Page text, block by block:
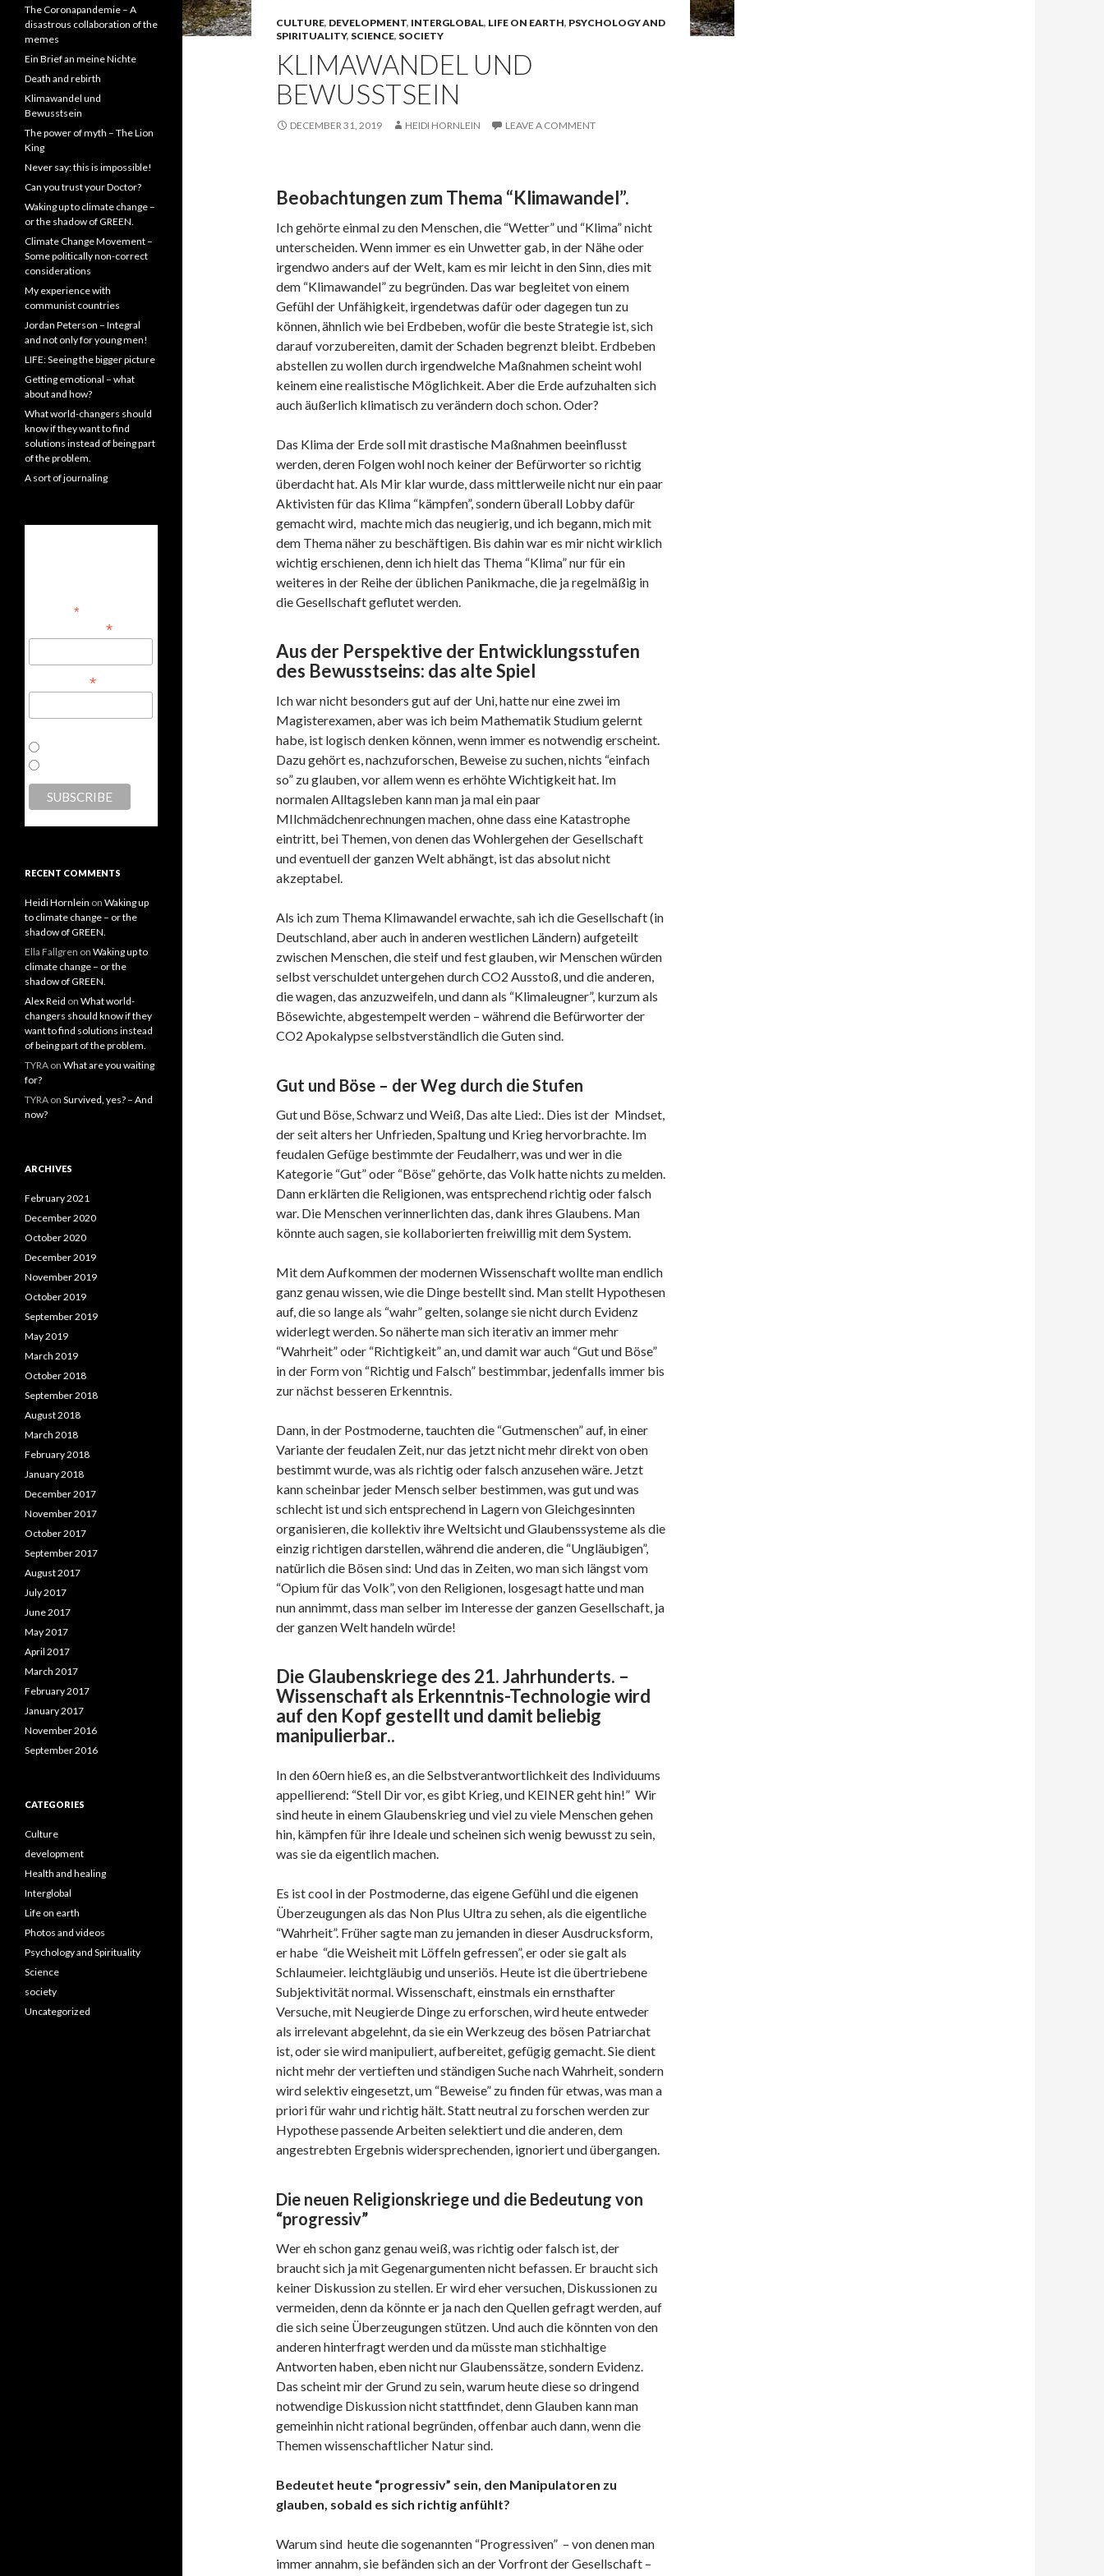
CULTURE, DEVELOPMENT, INTERGLOBAL, LIFE ON EARTH, PSYCHOLOGY AND
SPIRITUALITY, SCIENCE, SOCIETY
KLIMAWANDEL UND
BEWUSSTSEIN
DECEMBER 31, 2019 HEIDI HORNLEIN LEAVE A COMMENT
Beobachtungen zum Thema “Klimawandel”.
Ich gehörte einmal zu den Menschen, die “Wetter” und “Klima” nicht
unterscheiden. Wenn immer es ein Unwetter gab, in der Nähe oder
irgendwo anders auf der Welt, kam es mir leicht in den Sinn, dies mit
dem “Klimawandel” zu begründen. Das war begleitet von einem
Gefühl der Unfähigkeit, irgendetwas dafür oder dagegen tun zu
können, ähnlich wie bei Erdbeben, wofür die beste Strategie ist, sich
darauf vorzubereiten, damit der Schaden begrenzt bleibt. Erdbeben
abstellen zu wollen durch irgendwelche Maßnahmen scheint wohl
keinem eine realistische Möglichkeit. Aber die Erde aufzuhalten sich
auch äußerlich klimatisch zu verändern doch schon. Oder?
Das Klima der Erde soll mit drastische Maßnahmen beeinflusst
werden, deren Folgen wohl noch keiner der Befürworter so richtig
überdacht hat. Als Mir klar wurde, dass mittlerweile nicht nur ein paar
Aktivisten für das Klima “kämpfen”, sondern überall Lobby dafür
gemacht wird, machte mich das neugierig, und ich begann, mich mit
dem Thema näher zu beschäftigen. Bis dahin war es mir nicht wirklich
wichtig erschienen, denn ich hielt das Thema “Klima” nur für ein
weiteres in der Reihe der üblichen Panikmache, die ja regelmäßig in
die Gesellschaft geflutet werden.
Aus der Perspektive der Entwicklungsstufen
des Bewusstseins: das alte Spiel
Ich war nicht besonders gut auf der Uni, hatte nur eine zwei im
Magisterexamen, aber was ich beim Mathematik Studium gelernt
habe, ist logisch denken können, wenn immer es notwendig erscheint.
Dazu gehört es, nachzuforschen, Beweise zu suchen, nichts “einfach
so” zu glauben, vor allem wenn es erhöhte Wichtigkeit hat. Im
normalen Alltagsleben kann man ja mal ein paar
MIlchmädchenrechnungen machen, ohne dass eine Katastrophe
eintritt, bei Themen, von denen das Wohlergehen der Gesellschaft
und eventuell der ganzen Welt abhängt, ist das absolut nicht
akzeptabel.
Als ich zum Thema Klimawandel erwachte, sah ich die Gesellschaft (in
Deutschland, aber auch in anderen westlichen Ländern) aufgeteilt
zwischen Menschen, die steif und fest glauben, wir Menschen würden
selbst verschuldet untergehen durch CO2 Ausstoß, und die anderen,
die wagen, das anzuzweifeln, und dann als “Klimaleugner”, kurzum als
Bösewichte, abgestempelt werden – während die Befürworter der
CO2 Apokalypse selbstverständlich die Guten sind.
Gut und Böse – der Weg durch die Stufen
Gut und Böse, Schwarz und Weiß, Das alte Lied:. Dies ist der Mindset,
der seit alters her Unfrieden, Spaltung und Krieg hervorbrachte. Im
feudalen Gefüge bestimmte der Feudalherr, was und wer in die
Kategorie “Gut” oder “Böse” gehörte, das Volk hatte nichts zu melden.
Dann erklärten die Religionen, was entsprechend richtig oder falsch
war. Die Menschen verinnerlichten das, dank ihres Glaubens. Man
könnte auch sagen, sie kollaborierten freiwillig mit dem System.
Mit dem Aufkommen der modernen Wissenschaft wollte man endlich
ganz genau wissen, wie die Dinge bestellt sind. Man stellt Hypothesen
auf, die so lange als “wahr” gelten, solange sie nicht durch Evidenz
widerlegt werden. So näherte man sich iterativ an immer mehr
“Wahrheit” oder “Richtigkeit” an, und damit war auch “Gut und Böse”
in der Form von “Richtig und Falsch” bestimmbar, jedenfalls immer bis
zur nächst besseren Erkenntnis.
Dann, in der Postmoderne, tauchten die “Gutmenschen” auf, in einer
Variante der feudalen Zeit, nur das jetzt nicht mehr direkt von oben
bestimmt wurde, was als richtig oder falsch anzusehen wäre. Jetzt
kann scheinbar jeder Mensch selber bestimmen, was gut und was
schlecht ist und sich entsprechend in Lagern von Gleichgesinnten
organisieren, die kollektiv ihre Weltsicht und Glaubenssysteme als die
einzig richtigen darstellen, während die anderen, die “Ungläubigen”,
natürlich die Bösen sind: Und das in Zeiten, wo man sich längst vom
“Opium für das Volk”, von den Religionen, losgesagt hatte und man
nun annimmt, dass man selber im Interesse der ganzen Gesellschaft, ja
der ganzen Welt handeln würde!
Die Glaubenskriege des 21. Jahrhunderts. –
Wissenschaft als Erkenntnis-Technologie wird
auf den Kopf gestellt und damit beliebig
manipulierbar..
In den 60ern hieß es, an die Selbstverantwortlichkeit des Individuums
appellierend: “Stell Dir vor, es gibt Krieg, und KEINER geht hin!” Wir
sind heute in einem Glaubenskrieg und viel zu viele Menschen gehen
hin, kämpfen für ihre Ideale und scheinen sich wenig bewusst zu sein,
was sie da eigentlich machen.
Es ist cool in der Postmoderne, das eigene Gefühl und die eigenen
Überzeugungen als das Non Plus Ultra zu sehen, als die eigentliche
“Wahrheit”. Früher sagte man zu jemanden in dieser Ausdrucksform,
er habe “die Weisheit mit Löffeln gefressen”, er oder sie galt als
Schlaumeier. leichtgläubig und unseriös. Heute ist die übertriebene
Subjektivität normal. Wissenschaft, einstmals ein ernsthafter
Versuche, mit Neugierde Dinge zu erforschen, wird heute entweder
als irrelevant abgelehnt, da sie ein Werkzeug des bösen Patriarchat
ist, oder sie wird manipuliert, aufbereitet, gefügig gemacht. Sie dient
nicht mehr der vertieften und ständigen Suche nach Wahrheit, sondern
wird selektiv eingesetzt, um “Beweise” zu finden für etwas, was man a
priori für wahr und richtig hält. Statt neutral zu forschen werden zur
Hypothese passende Arbeiten selektiert und die anderen, dem
angestrebten Ergebnis widersprechenden, ignoriert und übergangen.
Die neuen Religionskriege und die Bedeutung von
“progressiv”
Wer eh schon ganz genau weiß, was richtig oder falsch ist, der
braucht sich ja mit Gegenargumenten nicht befassen. Er braucht sich
keiner Diskussion zu stellen. Er wird eher versuchen, Diskussionen zu
vermeiden, denn da könnte er ja nach den Quellen gefragt werden, auf
die sich seine Überzeugungen stützen. Und auch die könnten von den
anderen hinterfragt werden und da müsste man stichhaltige
Antworten haben, eben nicht nur Glaubenssätze, sondern Evidenz.
Das scheint mir der Grund zu sein, warum heute diese so dringend
notwendige Diskussion nicht stattfindet, denn Glauben kann man
gemeinhin nicht rational begründen, offenbar auch dann, wenn die
Themen wissenschaftlicher Natur sind.
Bedeutet heute “progressiv” sein, den Manipulatoren zu
glauben, sobald es sich richtig anfühlt?
Warum sind heute die sogenannten “Progressiven” – von denen man
immer annahm, sie befänden sich an der Vorfront der Gesellschaft –
The Coronapandemie – A
disastrous collaboration of the
memes
Ein Brief an meine Nichte
Death and rebirth
Klimawandel und
Bewusstsein
The power of myth – The Lion
King
Never say: this is impossible!
Can you trust your Doctor?
Waking up to climate change –
or the shadow of GREEN.
Climate Change Movement –
Some politically non-correct
considerations
My experience with
communist countries
Jordan Peterson – Integral
and not only for young men!
LIFE: Seeing the bigger picture
Getting emotional – what
about and how?
What world-changers should
know if they want to find
solutions instead of being part
of the problem.
A sort of journaling
*indicates required
*
*
html
text
RECENT COMMENTS
Heidi Hornlein on Waking up
to climate change – or the
shadow of GREEN.
Ella Fallgren on Waking up to
climate change – or the
shadow of GREEN.
Alex Reid on What world-
changers should know if they
want to find solutions instead
of being part of the problem.
TYRA on What are you waiting
for?
TYRA on Survived, yes? – And
now?
ARCHIVES
February 2021
December 2020
October 2020
December 2019
November 2019
October 2019
September 2019
May 2019
March 2019
October 2018
September 2018
August 2018
March 2018
February 2018
January 2018
December 2017
November 2017
October 2017
September 2017
August 2017
July 2017
June 2017
May 2017
April 2017
March 2017
February 2017
January 2017
November 2016
September 2016
CATEGORIES
Culture
development
Health and healing
Interglobal
Life on earth
Photos and videos
Psychology and Spirituality
Science
society
Uncategorized